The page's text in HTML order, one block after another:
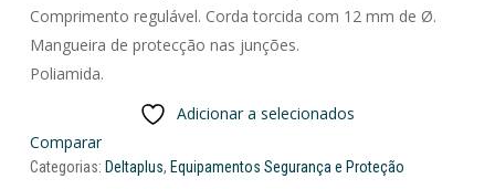
Comprimento regulável. Corda torcida com 12 mm de Ø.
Mangueira de protecção nas junções.
Poliamida.
Adicionar a selecionados
Comparar
Categorias: Deltaplus, Equipamentos Segurança e Proteção